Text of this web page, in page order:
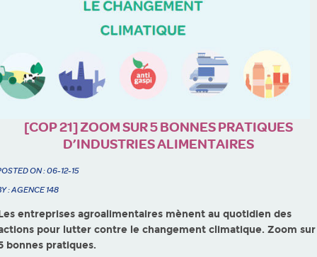
[COP 21] ZOOM SUR 5 BONNES PRATIQUES
D’INDUSTRIES ALIMENTAIRES
ON : 06-12-15
: AGENCE 148
entreprises agroalimentaires mènent au quotidien des
pour lutter contre le changement climatique. Zoom sur
bonnes pratiques.